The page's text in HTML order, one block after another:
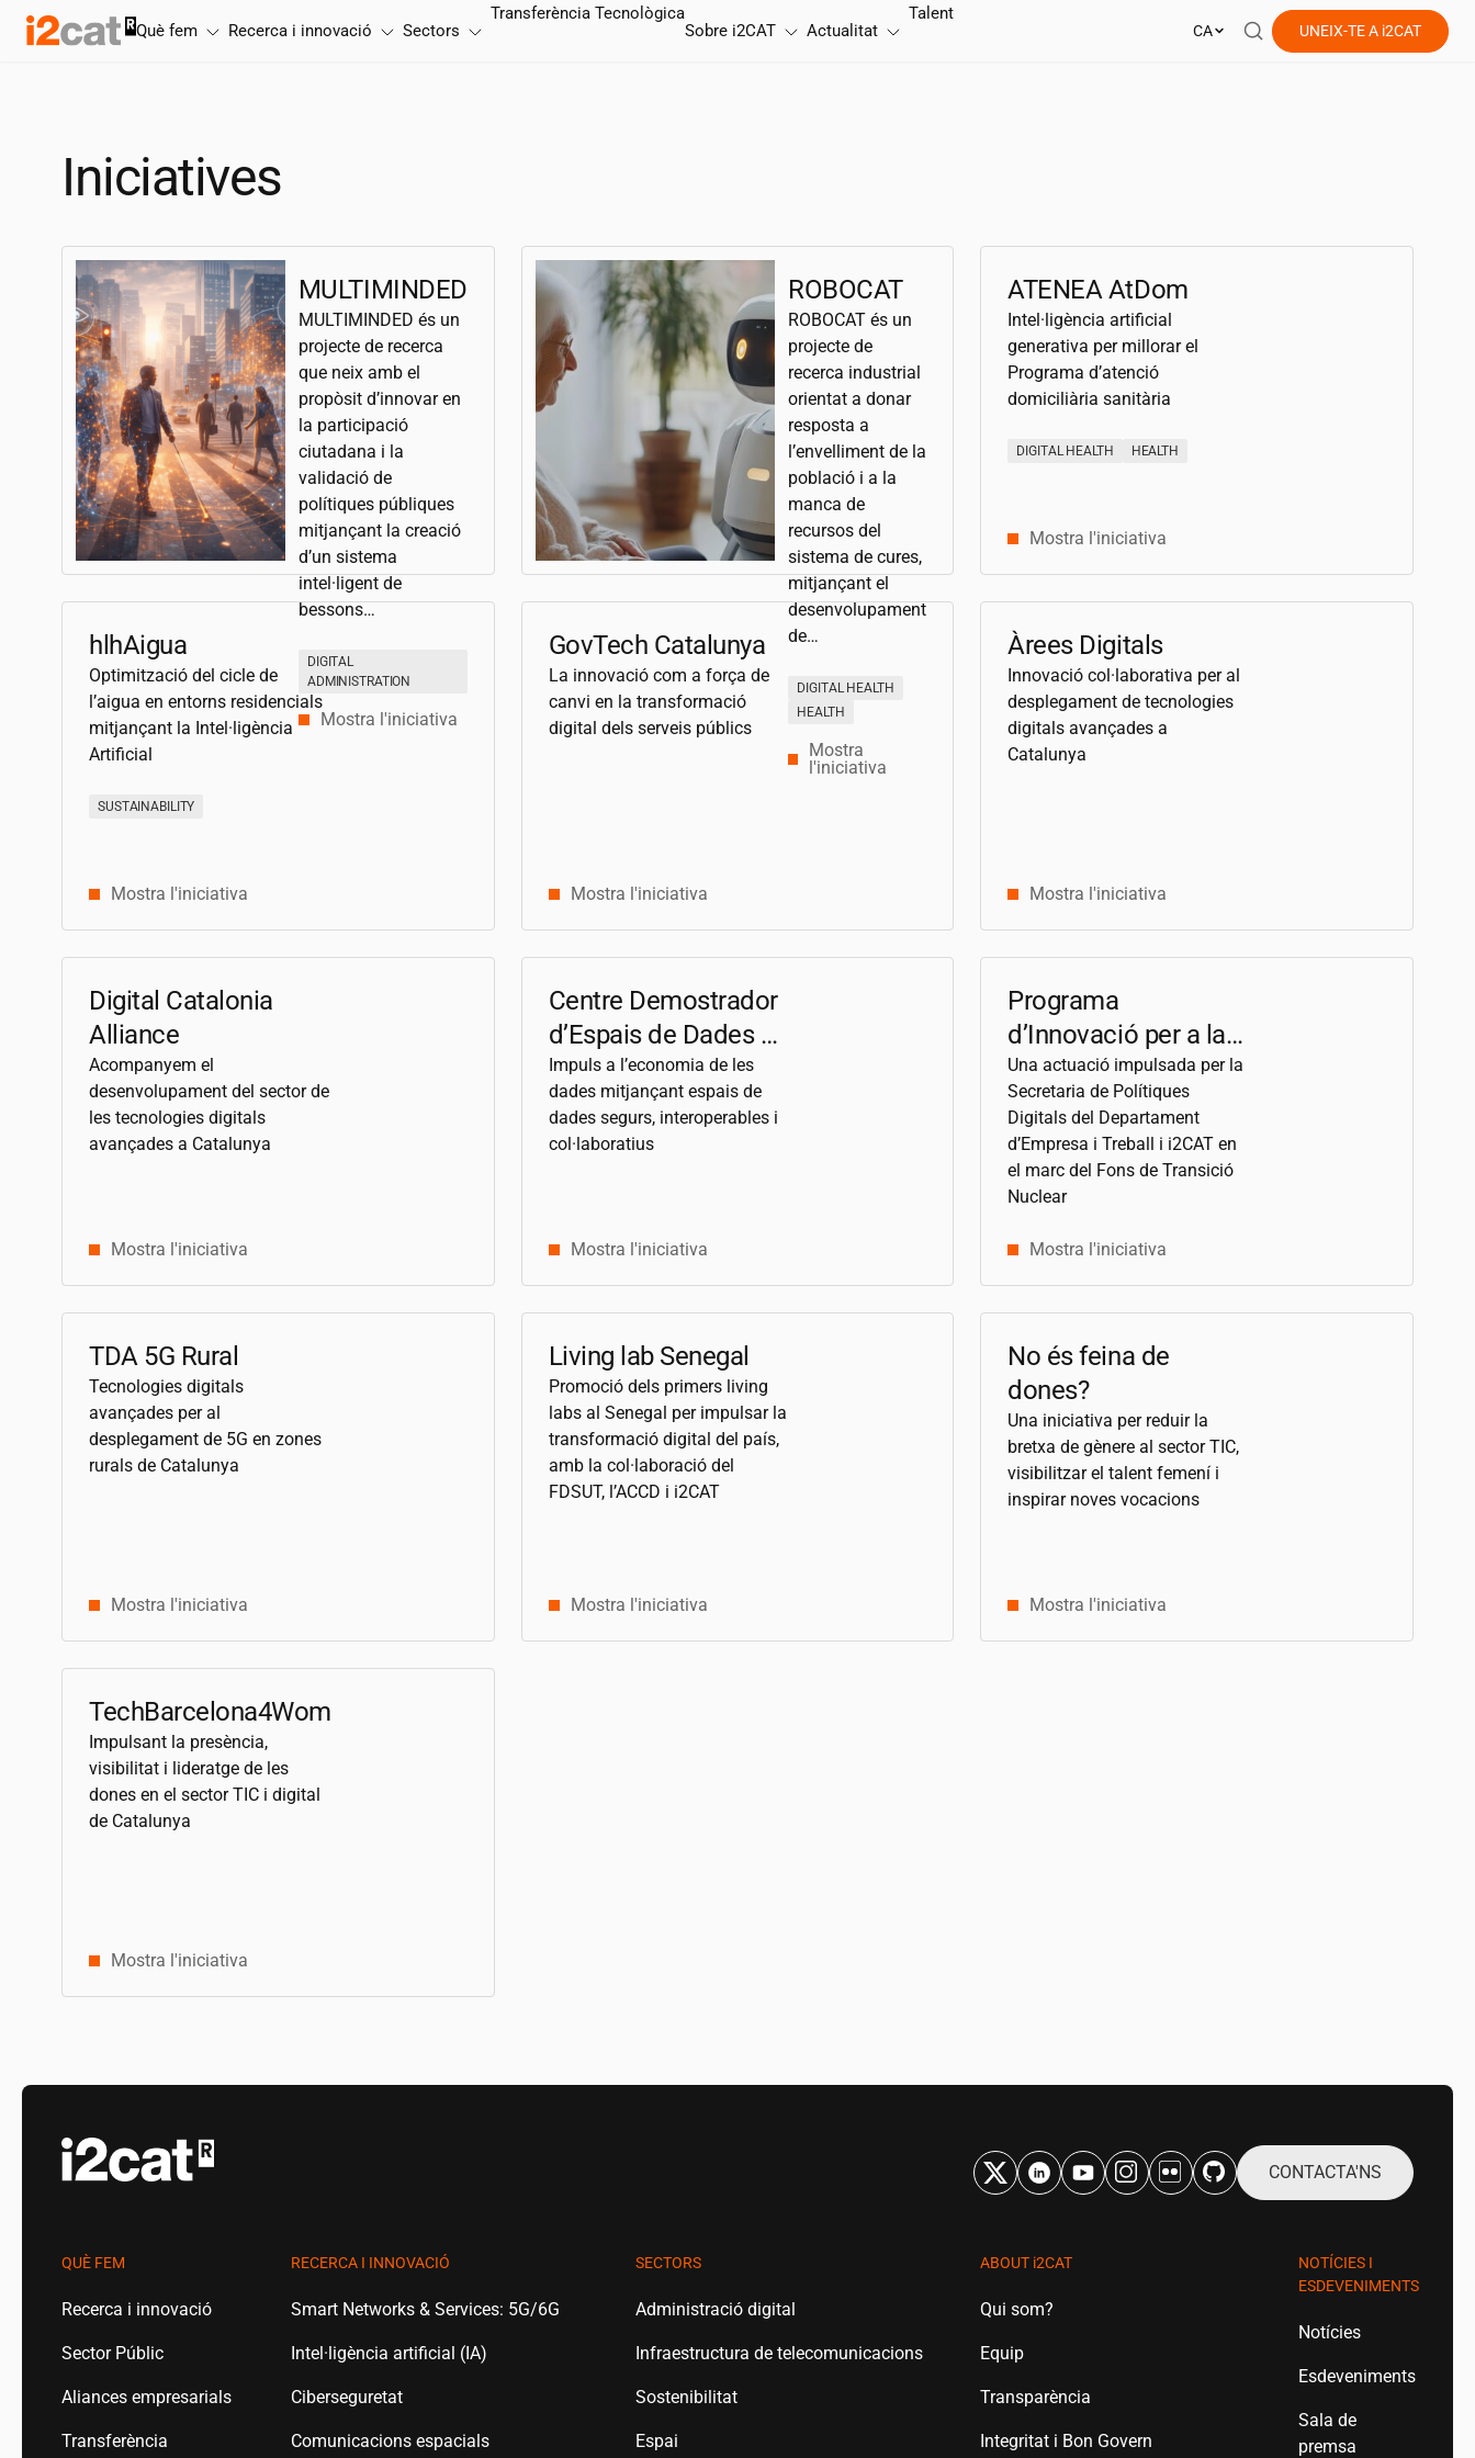
Salta
Què fem Recerca i innovació Sectors
Transferència Tecnològica
Sobre i2CAT Actualitat
Talent
CA UNEIX-TE A i2CAT
Iniciatives
MULTIMINDED
MULTIMINDED és un
projecte de recerca
que neix amb el
propòsit d’innovar en
la participació
ciutadana i la
validació de
polítiques públiques
mitjançant la creació
d’un sistema
intel·ligent de
bessons…
DIGITAL
ADMINISTRATION
Mostra l'iniciativa
ROBOCAT
ROBOCAT és un
projecte de
recerca industrial
orientat a donar
resposta a
l’envelliment de la
població i a la
manca de
recursos del
sistema de cures,
mitjançant el
desenvolupament
de…
DIGITAL HEALTH
HEALTH
Mostra
l'iniciativa
ATENEA AtDom
Intel·ligència artificial
generativa per millorar el
Programa d’atenció
domiciliària sanitària
DIGITAL HEALTH HEALTH
Mostra l'iniciativa
hlhAigua
Optimització del cicle de
l’aigua en entorns residencials
mitjançant la Intel·ligència
Artificial
SUSTAINABILITY
Mostra l'iniciativa
GovTech Catalunya
La innovació com a força de
canvi en la transformació
digital dels serveis públics
Mostra l'iniciativa
Àrees Digitals
Innovació col·laborativa per al
desplegament de tecnologies
digitals avançades a
Catalunya
Mostra l'iniciativa
Digital Catalonia
Alliance
Acompanyem el
desenvolupament del sector de
les tecnologies digitals
avançades a Catalunya
Mostra l'iniciativa
Centre Demostrador
d’Espais de Dades de
Catalunya
Impuls a l’economia de les
dades mitjançant espais de
dades segurs, interoperables i
col·laboratius
Mostra l'iniciativa
Programa
d’Innovació per a la
Transformació de la
Societat i l’Economia
Una actuació impulsada per la
Secretaria de Polítiques
Digitals del Departament
d’Empresa i Treball i i2CAT en
el marc del Fons de Transició
Nuclear
Mostra l'iniciativa
TDA 5G Rural
Tecnologies digitals
avançades per al
desplegament de 5G en zones
rurals de Catalunya
Mostra l'iniciativa
Living lab Senegal
Promoció dels primers living
labs al Senegal per impulsar la
transformació digital del país,
amb la col·laboració del
FDSUT, l’ACCD i i2CAT
Mostra l'iniciativa
No és feina de
dones?
Una iniciativa per reduir la
bretxa de gènere al sector TIC,
visibilitzar el talent femení i
inspirar noves vocacions
Mostra l'iniciativa
TechBarcelona4Women
Impulsant la presència,
visibilitat i lideratge de les
dones en el sector TIC i digital
de Catalunya
Mostra l'iniciativa
CONTACTA'NS
QUÈ FEM
Recerca i innovació
Sector Públic
Aliances empresarials
Transferència
RECERCA I INNOVACIÓ
Smart Networks & Services: 5G/6G
Intel·ligència artificial (IA)
Ciberseguretat
Comunicacions espacials
SECTORS
Administració digital
Infraestructura de telecomunicacions
Sostenibilitat
Espai
ABOUT i2CAT
Qui som?
Equip
Transparència
Integritat i Bon Govern
NOTÍCIES I
ESDEVENIMENTS
Notícies
Esdeveniments
Sala de
premsa